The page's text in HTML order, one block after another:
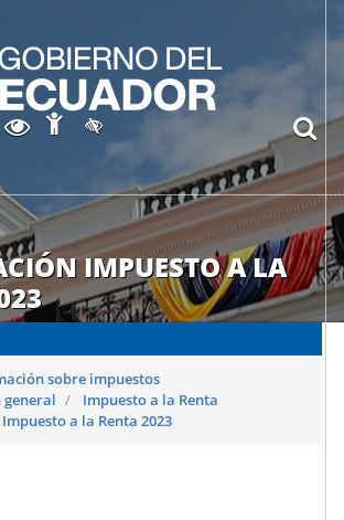
IMPUESTO A LA
del SRIoficial SRI
del SRI en YouTube
Abrir página de
Abrir página de
Activar/quitar contraste
sobre impuestos
Impuesto a la Renta
a la Renta 2023